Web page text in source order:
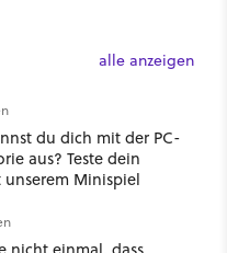
alle anzeigen
du dich mit der PC-
aus? Teste dein
unserem Minispiel